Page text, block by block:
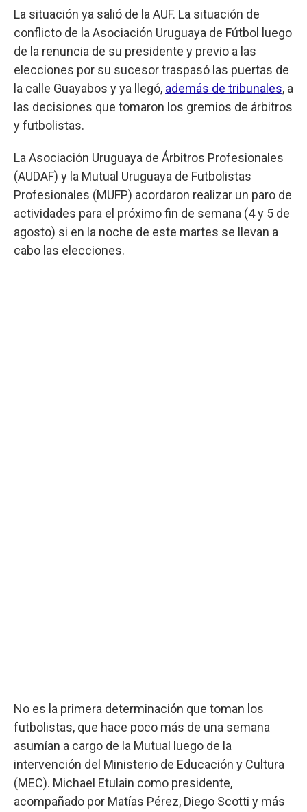
La situación ya salió de la AUF. La situación de
conflicto de la Asociación Uruguaya de Fútbol luego
de la renuncia de su presidente y previo a las
elecciones por su sucesor traspasó las puertas de
la calle Guayabos y ya llegó, además de tribunales, a
las decisiones que tomaron los gremios de árbitros
y futbolistas.
La Asociación Uruguaya de Árbitros Profesionales
(AUDAF) y la Mutual Uruguaya de Futbolistas
Profesionales (MUFP) acordaron realizar un paro de
actividades para el próximo fin de semana (4 y 5 de
agosto) si en la noche de este martes se llevan a
cabo las elecciones.
No es la primera determinación que toman los
futbolistas, que hace poco más de una semana
asumían a cargo de la Mutual luego de la
intervención del Ministerio de Educación y Cultura
(MEC). Michael Etulain como presidente,
acompañado por Matías Pérez, Diego Scotti y más